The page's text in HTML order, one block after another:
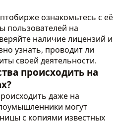
ознакомьтесь с её
пользователей на
наличие лицензий и
узнать, проводит ли
своей деятельности.
происходить на
даже на
могут
с копиями известных